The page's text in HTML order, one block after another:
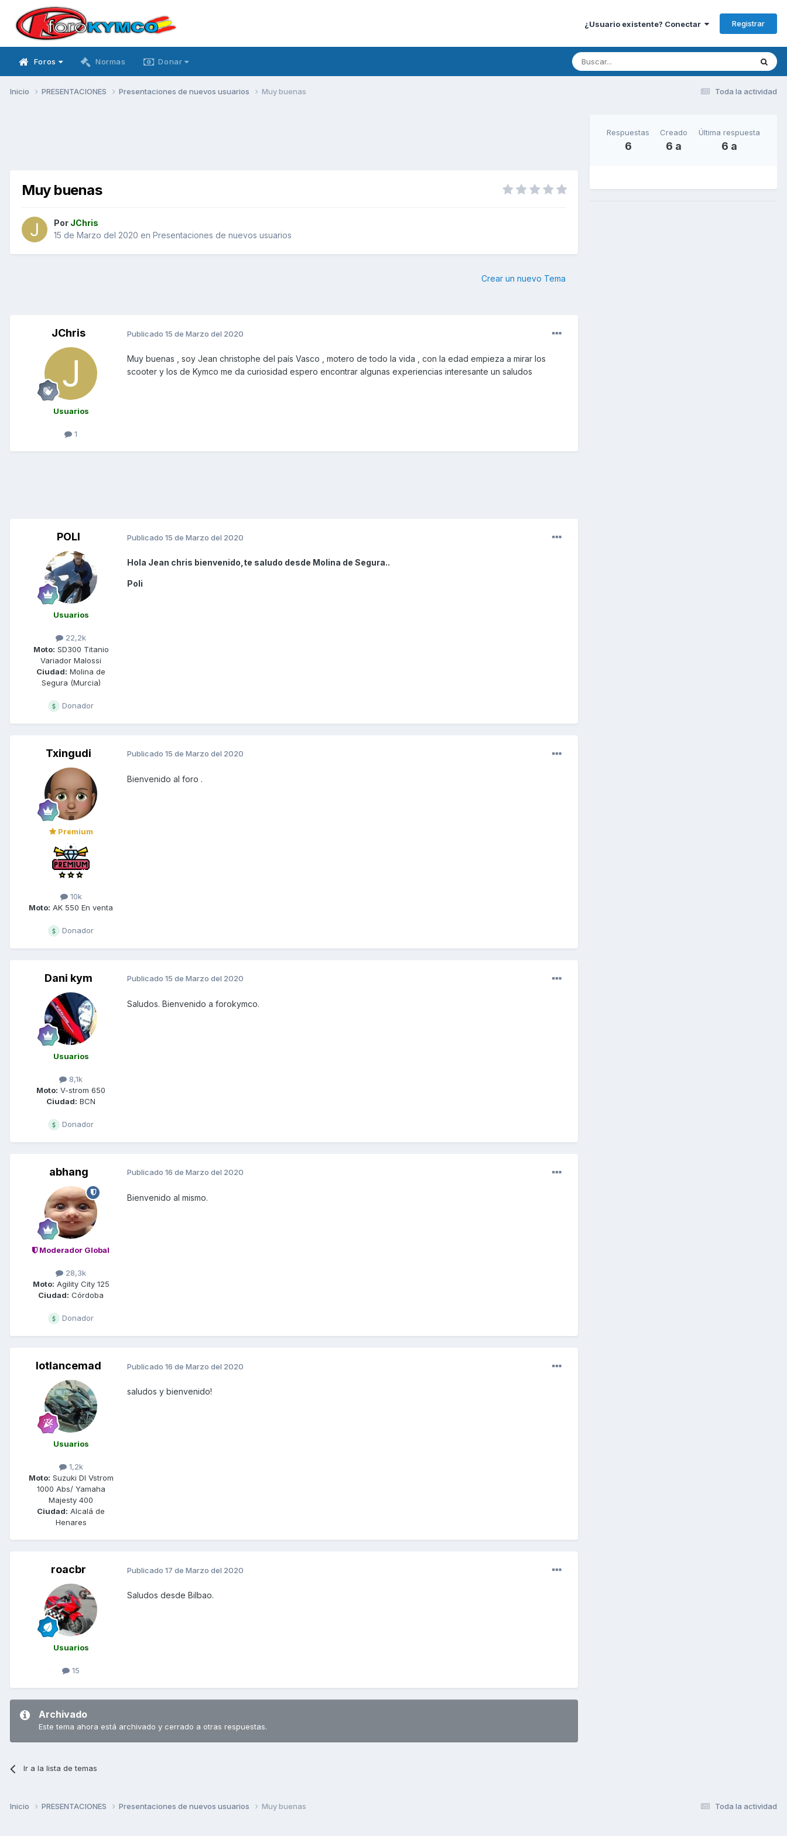
¿Usuario existente? Conectar Registrar
Foros Normas Donar
Toda la actividad
Inicio PRESENTACIONES Presentaciones de nuevos usuarios Muy buenas
Muy buenas
Por JChris
15 de Marzo del 2020 en Presentaciones de nuevos usuarios
Crear un nuevo Tema
JChris
Usuarios
1
Publicado 15 de Marzo del 2020
Muy buenas , soy Jean christophe del país Vasco , motero de todo la vida , con la edad empieza a mirar los
scooter y los de Kymco me da curiosidad espero encontrar algunas experiencias interesante un saludos
POLI
Usuarios
22,2k
Moto: SD300 Titanio
Variador Malossi
Ciudad: Molina de
Segura (Murcia)
Donador
Publicado 15 de Marzo del 2020
Hola Jean chris bienvenido,te saludo desde Molina de Segura..
Poli
Txingudi
Premium
10k
Moto: AK 550 En venta
Donador
Publicado 15 de Marzo del 2020
Bienvenido al foro .
Dani kym
Usuarios
8,1k
Moto: V-strom 650
Ciudad: BCN
Donador
Publicado 15 de Marzo del 2020
Saludos. Bienvenido a forokymco.
abhang
Moderador Global
28,3k
Moto: Agility City 125
Ciudad: Córdoba
Donador
Publicado 16 de Marzo del 2020
Bienvenido al mismo.
lotlancemad
Usuarios
1,2k
Moto: Suzuki Dl Vstrom
1000 Abs/ Yamaha
Majesty 400
Ciudad: Alcalá de
Henares
Publicado 16 de Marzo del 2020
saludos y bienvenido!
roacbr
Usuarios
15
Publicado 17 de Marzo del 2020
Saludos desde Bilbao.
Archivado
Este tema ahora está archivado y cerrado a otras respuestas.
Ir a la lista de temas
Respuestas
6
Creado
6 a
Última respuesta
6 a
Toda la actividad
Inicio PRESENTACIONES Presentaciones de nuevos usuarios Muy buenas